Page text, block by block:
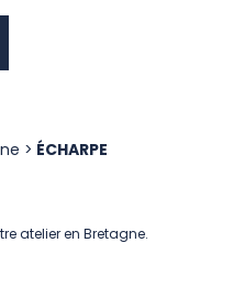
> ÉCHARPE
atelier en Bretagne.